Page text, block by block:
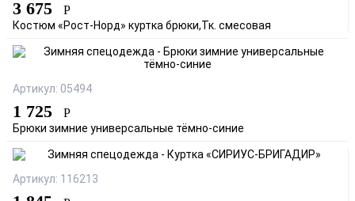
3 675 Р
Костюм «Рост-Норд» куртка брюки,Тк. смесовая
Артикул: 05494
1 725 Р
Брюки зимние универсальные тёмно-синие
Артикул: 116213